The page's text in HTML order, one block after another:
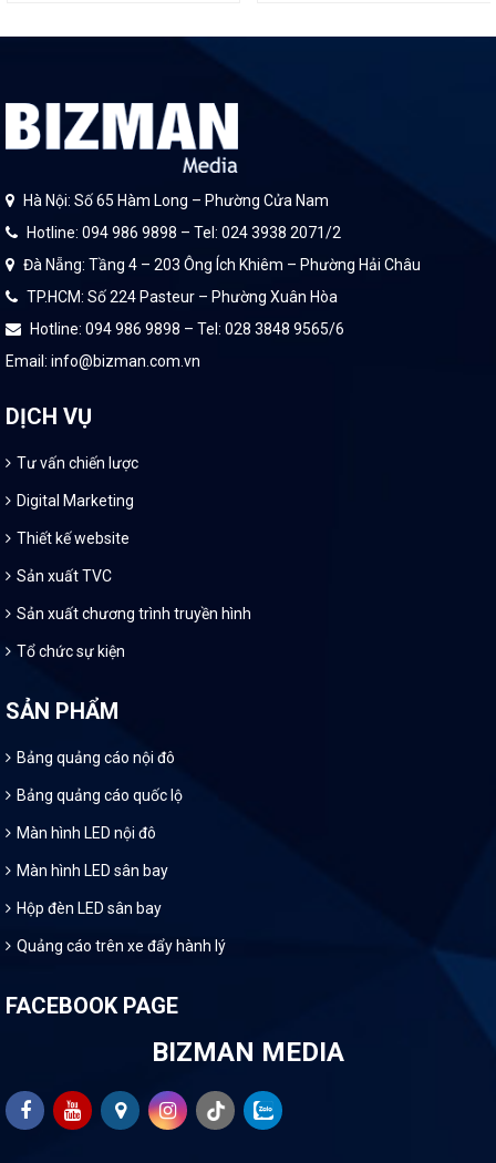
Hà Nội: Số 65 Hàm Long – Phường Cửa Nam
Hotline: 094 986 9898 – Tel: 024 3938 2071/2
Đà Nẵng: Tầng 4 – 203 Ông Ích Khiêm – Phường Hải Châu
TP.HCM: Số 224 Pasteur – Phường Xuân Hòa
Hotline: 094 986 9898 – Tel: 028 3848 9565/6
Email: info@bizman.com.vn
DỊCH VỤ
Tư vấn chiến lược
Digital Marketing
Thiết kế website
Sản xuất TVC
Sản xuất chương trình truyền hình
Tổ chức sự kiện
SẢN PHẨM
Bảng quảng cáo nội đô
Bảng quảng cáo quốc lộ
Màn hình LED nội đô
Màn hình LED sân bay
Hộp đèn LED sân bay
Quảng cáo trên xe đẩy hành lý
FACEBOOK PAGE
BIZMAN MEDIA